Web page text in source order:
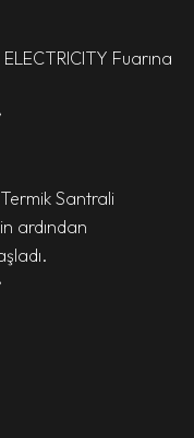
Fuarına
Santrali
ardından